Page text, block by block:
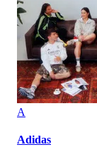
A
Adidas